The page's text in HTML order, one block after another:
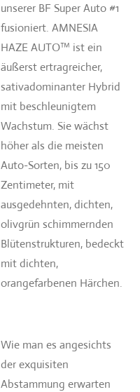
unserer BF Super Auto #1
fusioniert. AMNESIA
HAZE AUTO™ ist ein
äußerst ertragreicher,
sativadominanter Hybrid
mit beschleunigtem
Wachstum. Sie wächst
höher als die meisten
Auto-Sorten, bis zu 150
Zentimeter, mit
ausgedehnten, dichten,
olivgrün schimmernden
Blütenstrukturen, bedeckt
mit dichten,
orangefarbenen Härchen.
Wie man es angesichts
der exquisiten
Abstammung erwarten